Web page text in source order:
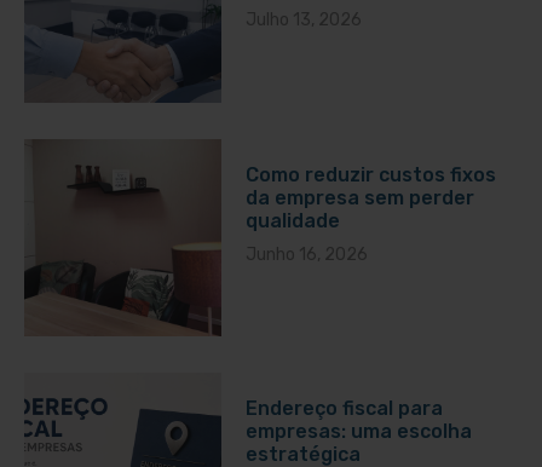
Julho 13, 2026
Como reduzir custos fixos
da empresa sem perder
qualidade
Junho 16, 2026
Endereço fiscal para
empresas: uma escolha
estratégica